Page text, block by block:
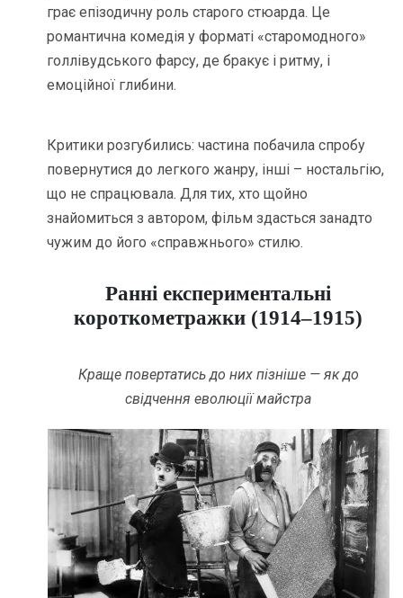
грає епізодичну роль старого стюарда. Це
романтична комедія у форматі «старомодного»
голлівудського фарсу, де бракує і ритму, і
емоційної глибини.
Критики розгубились: частина побачила спробу
повернутися до легкого жанру, інші – ностальгію,
що не спрацювала. Для тих, хто щойно
знайомиться з автором, фільм здасться занадто
чужим до його «справжнього» стилю.
Ранні експериментальні
короткометражки (1914–1915)
Краще повертатись до них пізніше — як до
свідчення еволюції майстра